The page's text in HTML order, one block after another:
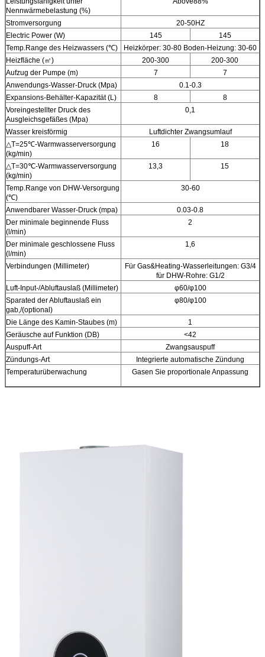
Nennwärmebelastung (%)
Stromversorgung
20-50HZ
Electric Power (W)
145
145
Temp.Range des Heizwassers (℃)
Heizkörper: 30-80 Boden-Heizung: 30-60
Heizfläche (㎡)
200-300
200-300
Aufzug der Pumpe (m)
7
7
Anwendungs-Wasser-Druck (Mpa)
0.1-0.3
Expansions-Behälter-Kapazität (L)
8
8
Voreingestellter Druck des
Ausgleichsgefäßes (Mpa)
0,1
Wasser kreisförmig
Luftdichter Zwangsumlauf
△T=25℃-Warmwasserversorgung
(kg/min)
16 18
△T=30℃-Warmwasserversorgung
(kg/min)
13,3 15
Temp.Range von DHW-Versorgung
(℃)
30-60
Anwendbarer Wasser-Druck (mpa)
0.03-0.8
Der minimale beginnende Fluss
(l/min)
2
Der minimale geschlossene Fluss
(l/min)
1,6
Verbindungen (Millimeter)
Für Gas&Heating-Wasserleitungen: G3/4
für DHW-Rohre: G1/2
Luft-Input-/Abluftauslaß (Millimeter)
φ60/φ100
Sparated der Abluftauslaß ein
gab,/(optional)
φ80/φ100
Die Länge des Kamin-Staubes (m)
1
Geräusche auf Funktion (DB)
<42
Auspuff-Art
Zwangsauspuff
Zündungs-Art
Integrierte automatische Zündung
Temperaturüberwachung
Gasen Sie proportionale Anpassung